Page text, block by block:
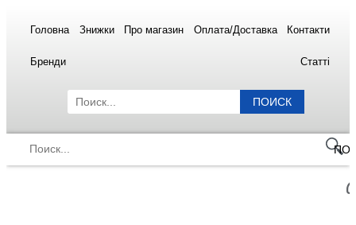
Головна Знижки Про магазин Оплата/Доставка Контакти
Бренди Статті
ПОИСК